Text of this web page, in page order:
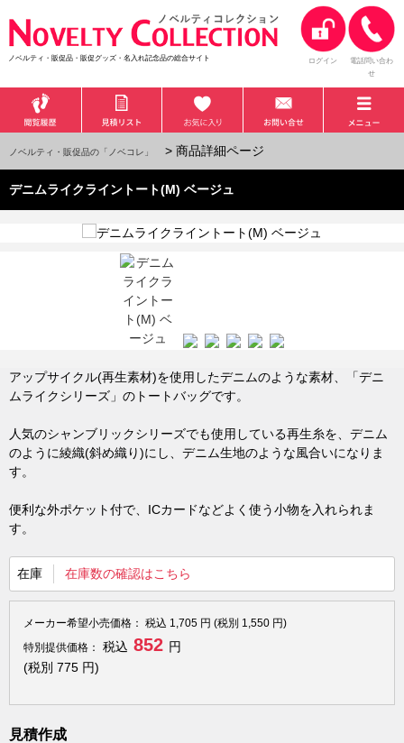
ノベルティ・販促品・販促グッズ・名入れ記念品の総合サイト ログイン
電話問い合わ
せ
ノベルティ・販促品の「ノベコレ」 > 商品詳細ページ
デニムライクライントート(M) ベージュ
アップサイクル(再生素材)を使用したデニムのような素材、「デニ
ムライクシリーズ」のトートバッグです。
人気のシャンブリックシリーズでも使用している再生糸を、デニム
のように綾織(斜め織り)にし、デニム生地のような風合いになりま
す。
便利な外ポケット付で、ICカードなどよく使う小物を入れられま
す。
在庫 在庫数の確認はこちら
メーカー希望小売価格： 税込 1,705 円 (税別 1,550 円)
特別提供価格：
税込 852 円
(税別 775 円)
見積作成